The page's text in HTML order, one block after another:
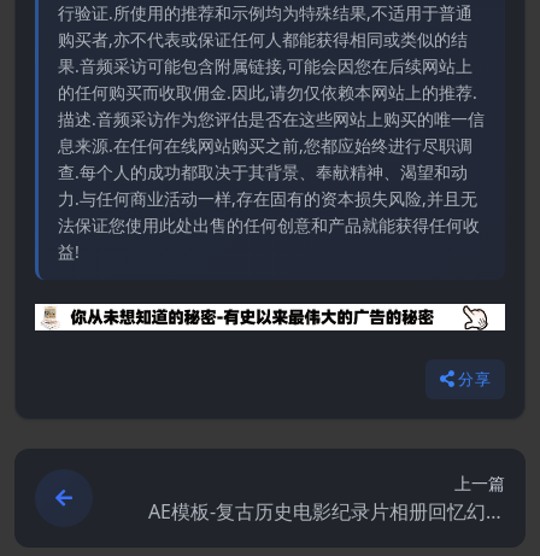
行验证.所使用的推荐和示例均为特殊结果,不适用于普通
购买者,亦不代表或保证任何人都能获得相同或类似的结
果.音频采访可能包含附属链接,可能会因您在后续网站上
的任何购买而收取佣金.因此,请勿仅依赖本网站上的推荐.
描述.音频采访作为您评估是否在这些网站上购买的唯一信
息来源.在任何在线网站购买之前,您都应始终进行尽职调
查.每个人的成功都取决于其背景、奉献精神、渴望和动
力.与任何商业活动一样,存在固有的资本损失风险,并且无
法保证您使用此处出售的任何创意和产品就能获得任何收
益!
分享
上一篇
AE模板-复古历史电影纪录片相册回忆幻灯
片动画